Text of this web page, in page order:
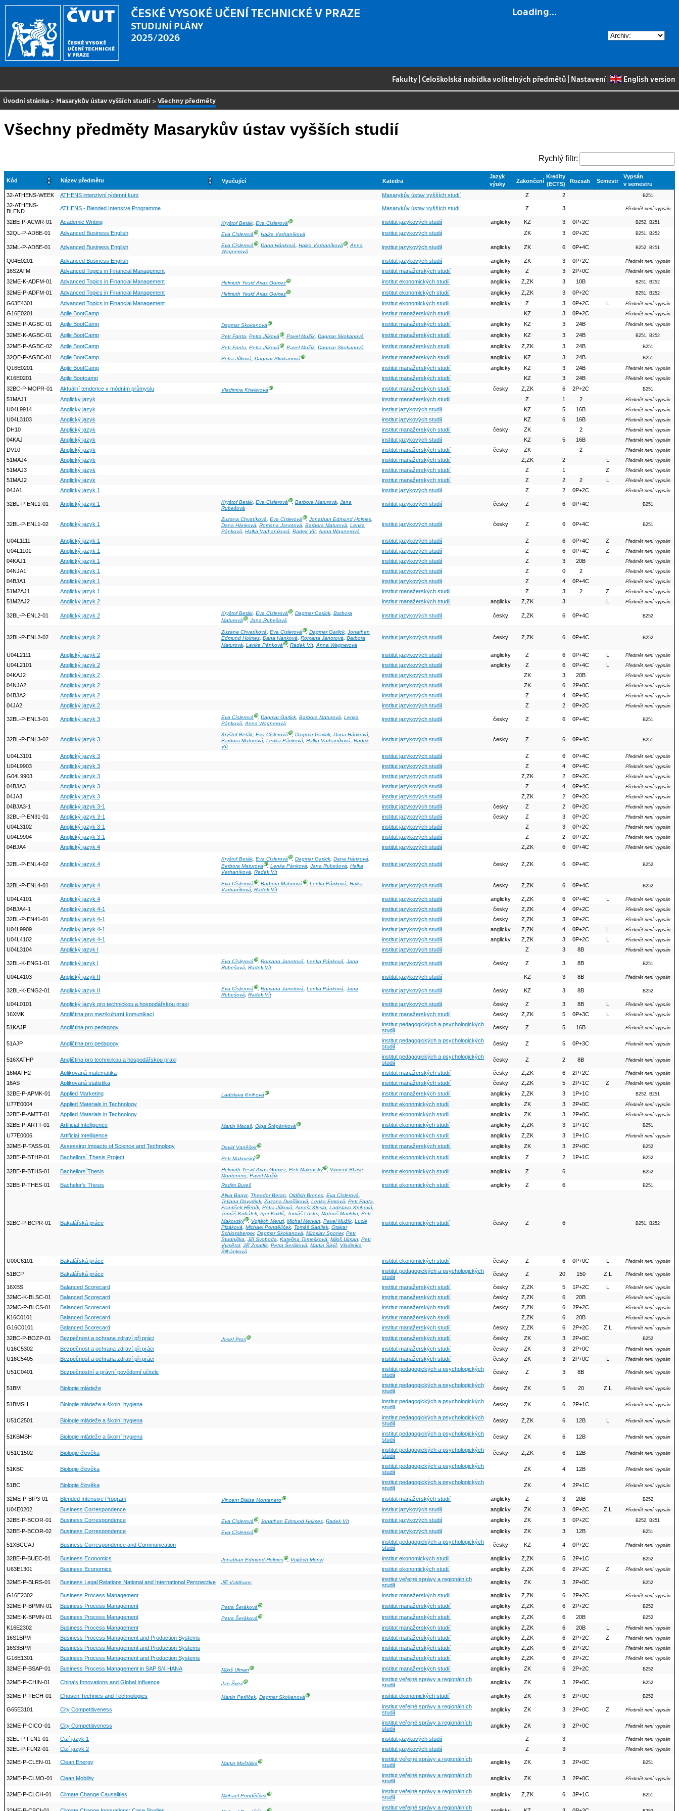
Loading...
ČESKÉ VYSOKÉ UČENÍ TECHNICKÉ V PRAZE
STUDIJNÍ PLÁNY
2025/2026
Fakulty |Celoškolská nabídka volitelných předmětů Nastavení| English version
Úvodní stránka > Masarykův ústav vyšších studií >Všechny předměty
Všechny předměty Masarykův ústav vyšších studií
Rychlý filtr:
Kód Název předmětu Vyučující Katedra
Jazyk
výuky
Zakončení
Kredity
(ECTS)
Rozsah Semestr
Vypsán
v semestru
32-ATHENS-WEEK
ATHENS intenzivní týdenní kurz Masarykův ústav vyšších studií Z 2 B251
32-ATHENS-
BLEND
ATHENS - Blended Intensive Programme Masarykův ústav vyšších studií Z 3 Předmět není vypsán
32BE-P-ACWR-01 Academic Writing Kryštof Beták Eva CíslerováⒼ institut jazykových studií anglicky KZ 3 0P+2C B252, B251
32QL-P-ADBE-01 Advanced Business English Eva CíslerováⒼ, Halka Varhaníková institut jazykových studií ZK 3 0P+2C B251, B252
32ML-P-ADBE-01 Advanced Business English Eva CíslerováⒼ, Dana Hánková Halka VarhaníkováⒼ, Anna
Wagnerová
institut jazykových studií anglicky ZK 6 0P+4C B252, B251
Q04E0201 Advanced Business English institut jazykových studií anglicky ZK 3 0P+2C Předmět není vypsán
16S2ATM Advanced Topics in Financial Management institut manažerských studií anglicky Z 3 2P+0C Předmět není vypsán
32ME-K-ADFM-01 Advanced Topics in Financial Management Helmuth Yesid Arias GomezⒼ institut ekonomických studií anglicky Z,ZK 3 10B B251, B252
32ME-P-ADFM-01 Advanced Topics in Financial Management Helmuth Yesid Arias GomezⒼ institut ekonomických studií anglicky Z,ZK 3 0P+2C B251, B252
G63E4301 Advanced Topics in Financial Management institut ekonomických studií anglicky Z 3 0P+2C L Předmět není vypsán
G16E0201 Agile BootCamp institut manažerských studií KZ 3 0P+2C Předmět není vypsán
32ME-P-AGBC-01 Agile BootCamp Dagmar SkokanováⒼ institut manažerských studií anglicky KZ 3 24B Předmět není vypsán
32ME-K-AGBC-01 Agile BootCamp Petr Fanta Petra JílkováⒼ, Pavel Mužík Dagmar Skokanová institut manažerských studií anglicky KZ 3 24B B251, B252
32ME-P-AGBC-02 Agile BootCamp Petr Fanta Petra JílkováⒼ, Pavel Mužík Dagmar Skokanová institut manažerských studií anglicky Z,ZK 3 24B B251
32QE-P-AGBC-01 Agile BootCamp Petra Jílková Dagmar SkokanováⒼ institut manažerských studií anglicky KZ 3 24B B251
Q16E0201 Agile BootCamp institut manažerských studií anglicky KZ 3 24B Předmět není vypsán
K16E0201 Agile Bootcamp institut manažerských studií KZ 3 24B Předmět není vypsán
32BC-P-MOPR-01 Aktuální tendence v módním průmyslu Vladimíra KhelerováⒼ institut manažerských studií česky Z,ZK 6 2P+2C B251
51MAJ1 Anglický jazyk institut manažerských studií Z 1 2 Předmět není vypsán
U04L9914 Anglický jazyk institut jazykových studií KZ 5 16B Předmět není vypsán
U04L3103 Anglický jazyk institut jazykových studií KZ 6 16B Předmět není vypsán
DH10 Anglický jazyk institut manažerských studií česky ZK 2 Předmět není vypsán
04KAJ Anglický jazyk institut jazykových studií KZ 5 16B Předmět není vypsán
DV10 Anglický jazyk institut manažerských studií česky ZK 2 Předmět není vypsán
51MAJ4 Anglický jazyk institut manažerských studií Z,ZK 2 L Předmět není vypsán
51MAJ3 Anglický jazyk institut manažerských studií Z 1 Z Předmět není vypsán
51MAJ2 Anglický jazyk institut manažerských studií Z 2 2 L Předmět není vypsán
04JA1 Anglický jazyk 1 institut jazykových studií Z 2 0P+2C Předmět není vypsán
32BL-P-ENL1-01 Anglický jazyk 1 Kryštof Beták Eva CíslerováⒼ, Barbora Maturová
Jana
Rubešová
institut jazykových studií česky Z 6 0P+4C B251
32BL-P-ENL1-02 Anglický jazyk 1
Zuzana Chvatíková Eva CíslerováⒼ, Jonathan Edmund Holmes
Dana Hánková
Romana Janotová Barbora Maturová
Lenka
Pánková
Halka Varhaníková Radek Vít Anna Wagnerová
institut jazykových studií česky Z 6 0P+4C B251
U04L1111 Anglický jazyk 1 institut jazykových studií Z 6 0P+4C Z Předmět není vypsán
U04L1101 Anglický jazyk 1 institut jazykových studií Z 6 0P+4C Z Předmět není vypsán
04KAJ1 Anglický jazyk 1 institut jazykových studií Z 3 20B Předmět není vypsán
04NJA1 Anglický jazyk 1 institut jazykových studií Z 0 2 Předmět není vypsán
04BJA1 Anglický jazyk 1 institut jazykových studií Z 4 0P+4C Předmět není vypsán
51M2AJ1 Anglický jazyk 1 institut manažerských studií Z 3 2 Z Předmět není vypsán
51M2AJ2 Anglický jazyk 2 institut manažerských studií anglicky Z,ZK 3 L Předmět není vypsán
32BL-P-ENL2-01 Anglický jazyk 2 Kryštof Beták Eva CíslerováⒼ, Dagmar Garlick Barbora
MaturováⒼ, Jana Rubešová
institut jazykových studií česky Z,ZK 6 0P+4C B252
32BL-P-ENL2-02 Anglický jazyk 2
Zuzana Chvatíková Eva CíslerováⒼ, Dagmar Garlick Jonathan
Edmund Holmes Dana Hánková Romana Janotová
Barbora
Maturová
Lenka PánkováⒼ, Radek Vít Anna Wagnerová
institut jazykových studií česky Z,ZK 6 0P+4C B252
U04L2111 Anglický jazyk 2 institut jazykových studií anglicky Z 6 0P+4C L Předmět není vypsán
U04L2101 Anglický jazyk 2 institut jazykových studií anglicky Z 6 0P+4C L Předmět není vypsán
04KAJ2 Anglický jazyk 2 institut jazykových studií ZK 3 20B Předmět není vypsán
04NJA2 Anglický jazyk 2 institut jazykových studií ZK 6 2P+0C Předmět není vypsán
04BJA2 Anglický jazyk 2 institut jazykových studií Z 4 0P+4C Předmět není vypsán
04JA2 Anglický jazyk 2 institut jazykových studií Z 2 0P+2C Předmět není vypsán
32BL-P-ENL3-01 Anglický jazyk 3 Eva CíslerováⒼ, Dagmar Garlick Barbora Maturová
Lenka
Pánková
Anna Wagnerová
institut jazykových studií česky Z 6 0P+4C B251
32BL-P-ENL3-02 Anglický jazyk 3
Kryštof Beták Eva CíslerováⒼ, Dagmar Garlick Dana Hánková
Barbora Maturová
Lenka Pánková Halka Varhaníková
Radek
Vít
institut jazykových studií česky Z 6 0P+4C B251
U04L3101 Anglický jazyk 3 institut jazykových studií Z 6 0P+4C Předmět není vypsán
U04L9903 Anglický jazyk 3 institut jazykových studií Z 4 0P+4C Předmět není vypsán
G04L9903 Anglický jazyk 3 institut jazykových studií Z,ZK 2 0P+2C Předmět není vypsán
04BJA3 Anglický jazyk 3 institut jazykových studií Z 4 0P+4C Předmět není vypsán
04JA3 Anglický jazyk 3 institut jazykových studií Z,ZK 2 0P+2C Předmět není vypsán
04BJA3-1 Anglický jazyk 3-1 institut jazykových studií česky Z 2 0P+2C Předmět není vypsán
32BL-P-EN31-01 Anglický jazyk 3-1 institut jazykových studií česky Z 3 0P+2C Předmět není vypsán
U04L3102 Anglický jazyk 3-1 institut jazykových studií Z 3 0P+2C Předmět není vypsán
U04L9904 Anglický jazyk 3-1 institut jazykových studií Z 2 0P+2C Předmět není vypsán
04BJA4 Anglický jazyk 4 institut jazykových studií Z,ZK 6 0P+4C Předmět není vypsán
32BL-P-ENL4-02 Anglický jazyk 4
Kryštof Beták Eva CíslerováⒼ, Dagmar Garlick Dana Hánková
Barbora MaturováⒼ, Lenka Pánková Jana Rubešová
Halka
Varhaníková
Radek Vít
institut jazykových studií česky Z,ZK 6 0P+4C B252
32BL-P-ENL4-01 Anglický jazyk 4 Eva CíslerováⒼ, Barbora MaturováⒼ, Lenka Pánková
Halka
Varhaníková
Radek Vít
institut jazykových studií česky Z,ZK 6 0P+4C B252
U04L4101 Anglický jazyk 4 institut jazykových studií anglicky Z,ZK 6 0P+4C L Předmět není vypsán
04BJA4-1 Anglický jazyk 4-1 institut jazykových studií česky Z,ZK 4 0P+2C Předmět není vypsán
32BL-P-EN41-01 Anglický jazyk 4-1 institut jazykových studií česky Z,ZK 3 0P+2C Předmět není vypsán
U04L9909 Anglický jazyk 4-1 institut jazykových studií anglicky Z,ZK 4 0P+2C L Předmět není vypsán
U04L4102 Anglický jazyk 4-1 institut jazykových studií anglicky Z,ZK 3 0P+2C L Předmět není vypsán
U04L3104 Anglický jazyk I institut jazykových studií Z 3 8B Předmět není vypsán
32BL-K-ENG1-01 Anglický jazyk I Eva CíslerováⒼ, Romana Janotová Lenka Pánková
Jana
Rubešová
Radek Vít
institut jazykových studií česky Z 3 8B B251
U04L4103 Anglický jazyk II institut jazykových studií KZ 3 8B Předmět není vypsán
32BL-K-ENG2-01 Anglický jazyk II Eva CíslerováⒼ, Romana Janotová Lenka Pánková
Jana
Rubešová
Radek Vít
institut jazykových studií česky KZ 3 8B B252
U04L0101 Anglický jazyk pro technickou a hospodářskou praxi institut jazykových studií česky Z 3 8B L Předmět není vypsán
16XMK Angličtina pro mezikulturní komunikaci institut manažerských studií česky Z,ZK 5 0P+3C L Předmět není vypsán
51KAJP Angličtina pro pedagogy
institut pedagogických a psychologických
studií
česky Z 5 16B Předmět není vypsán
51AJP Angličtina pro pedagogy
institut pedagogických a psychologických
studií
česky Z 5 0P+3C Předmět není vypsán
516XATHP Angličtina pro technickou a hospodářskou praxi
institut pedagogických a psychologických
studií
česky Z 2 8B Předmět není vypsán
16MATH2 Aplikovaná matematika institut manažerských studií česky Z,ZK 6 2P+2C Předmět není vypsán
16AS Aplikovaná statistika institut manažerských studií česky Z,ZK 5 2P+1C Z Předmět není vypsán
32BE-P-APMK-01 Applied Marketing Ladislava KnihováⒼ institut manažerských studií anglicky Z,ZK 3 1P+1C B252, B251
U77E0004 Applied Materials in Technology institut ekonomických studií anglicky ZK 3 2P+0C Předmět není vypsán
32BE-P-AMTT-01 Applied Materials in Technology institut ekonomických studií anglicky ZK 3 2P+0C Předmět není vypsán
32BE-P-ARTT-01 Artificial Intelligence Martin Macaš Olga ŠtěpánkováⒼ institut ekonomických studií anglicky Z,ZK 3 1P+1C B251
U77E0006 Artificial Intelligence institut ekonomických studií anglicky Z,ZK 3 1P+1C Předmět není vypsán
32ME-P-TASS-01 Assessing Impacts of Science and Technology David VaněčekⒼ institut manažerských studií anglicky ZK 3 2P+0C B252
32BE-P-BTHP-01 Bachellors ́ Thesis Project Petr MakovskýⒼ institut ekonomických studií anglicky Z 2 1P+1C B252
32BE-P-BTHS-01 Bachellors ́Thesis Helmuth Yesid Arias Gomez Petr MakovskýⒼ, Vincent Blaise
Montenero Pavel Mužík
institut ekonomických studií anglicky Z 6 B252
32BE-P-THES-01 Bachelor's Thesis Radim Bureš institut ekonomických studií anglicky Z 6 B251
32BC-P-BCPR-01 Bakalářská práce
Aliya Baqyt, Theodor Beran, Oldřich Bronec, Eva Císlerová,
Tetiana Davydiuk,Zuzana Dvořáková, Lenka Emrová, Petr Fanta,
František Hřebík, Petra Jílková,Arnošt Klesla, Ladislava Knihová,
Tomáš Kubálek, Igor Kukliš, Tomáš Löster, Matouš Machka, Petr
MakovskýⒼ, Vojtěch Menzl, Michal Mervart Pavel Mužík Lucie
Plzáková
Michael Pondělíček Tomáš Sadílek Otakar
Schlossberger, Dagmar Skokanová Miroslav Sponer, Petr
Studnička
Jiří Svoboda Kateřina Tomešková Miloš Ulman
Petr
Vymětal, Jiří Zmatlík Petra Šeráková Martin Šikýř, Vladimíra
Šilhánková
institut ekonomických studií česky Z 6 B251, B252
U00C6101 Bakalářská práce institut ekonomických studií česky Z 6 0P+0C L Předmět není vypsán
51BCP Bakalářská práce
institut pedagogických a psychologických
studií
česky Z 20 150 Z,L Předmět není vypsán
16XBS Balanced Scorecard institut manažerských studií česky Z,ZK 5 1P+2C L Předmět není vypsán
32MC-K-BLSC-01 Balanced Scorecard institut manažerských studií česky Z,ZK 6 20B Předmět není vypsán
32MC-P-BLCS-01 Balanced Scorecard institut manažerských studií česky Z,ZK 6 2P+2C Předmět není vypsán
K16C0101 Balanced Scorecard institut manažerských studií Z,ZK 6 20B Předmět není vypsán
G16C0101 Balanced Scorecard institut manažerských studií česky Z,ZK 6 2P+2C Z,L Předmět není vypsán
32BC-P-BOZP-01 Bezpečnost a ochrana zdraví při práci Josef ProsⒼ institut manažerských studií česky ZK 3 2P+0C B252
U16C5302 Bezpečnost a ochrana zdraví při práci institut manažerských studií česky ZK 3 2P+0C Předmět není vypsán
U16C5405 Bezpečnost a ochrana zdraví při práci institut manažerských studií česky ZK 3 2P+0C L Předmět není vypsán
U51C0401 Bezpečnostní a právní povědomí učitele
institut pedagogických a psychologických
studií
česky Z 3 8B Předmět není vypsán
51BM Biologie mládeže
institut pedagogických a psychologických
studií
česky ZK 5 20 Z,L Předmět není vypsán
51BMSH Biologie mládeže a školní hygiena
institut pedagogických a psychologických
studií
česky ZK 6 2P+1C Předmět není vypsán
U51C2501 Biologie mládeže a školní hygiena
institut pedagogických a psychologických
studií
česky Z,ZK 6 12B L Předmět není vypsán
51KBMSH Biologie mládeže a školní hygiena
institut pedagogických a psychologických
studií
česky ZK 6 12B Předmět není vypsán
U51C1502 Biologie člověka
institut pedagogických a psychologických
studií
česky Z,ZK 6 12B Předmět není vypsán
51KBC Biologie člověka
institut pedagogických a psychologických
studií
ZK 4 12B Předmět není vypsán
51BC Biologie člověka
institut pedagogických a psychologických
studií
ZK 4 2P+1C Předmět není vypsán
32ME-P-BIP3-01 Blended Intensive Program Vincent Blaise MonteneroⒼ institut manažerských studií anglicky Z 3 20B B252
U04E0202 Business Correspondence institut jazykových studií anglicky ZK 3 0P+2C Z,L Předmět není vypsán
32BE-P-BCOR-01 Business Correspondence Eva CíslerováⒼ, Jonathan Edmund Holmes Radek Vít institut jazykových studií anglicky ZK 3 0P+2C B252, B251
32BE-P-BCOR-02 Business Correspondence Eva CíslerováⒼ institut jazykových studií anglicky ZK 3 12B B251
51XBCCAJ Business Correspondence and Communication
institut pedagogických a psychologických
studií
česky KZ 4 0P+2C Předmět není vypsán
32BE-P-BUEC-01 Business Economics Jonathan Edmund HolmesⒼ, Vojtěch Menzl institut ekonomických studií anglicky Z,ZK 5 2P+1C B252
U63E1301 Business Economics institut ekonomických studií anglicky Z,ZK 6 2P+2C Z Předmět není vypsán
32ME-P-BLRS-01 Business Legal Relations National and International Perspective Jiří Valdhans
institut veřejné správy a regionálních
studií
anglicky ZK 3 2P+0C B252
G16E2302 Business Process Management institut manažerských studií anglicky Z,ZK 6 2P+2C Předmět není vypsán
32ME-P-BPMN-01 Business Process Management Petra ŠerákováⒼ institut manažerských studií anglicky Z,ZK 6 2P+2C B252
32ME-K-BPMN-01 Business Process Management Petra ŠerákováⒼ institut manažerských studií anglicky Z,ZK 6 20B B252
K16E2302 Business Process Management institut manažerských studií anglicky Z,ZK 6 20B L Předmět není vypsán
16S1BPM Business Process Management and Production Systems institut manažerských studií anglicky Z,ZK 6 2P+2C Z Předmět není vypsán
16S3BPM Business Process Management and Production Systems institut manažerských studií anglicky Z,ZK 6 2P+2C Předmět není vypsán
G16E1301 Business Process Management and Production Systems institut manažerských studií anglicky Z,ZK 6 2P+2C Předmět není vypsán
32ME-P-BSAP-01 Business Process Management in SAP S/4 HANA Miloš UlmanⒼ institut manažerských studií anglicky ZK 6 2P+2C B252
32ME-P-CHIN-01 China's Innovations and Global Influence Jan ŠvecⒼ
institut veřejné správy a regionálních
studií
anglicky ZK 3 2P+0C B252
32ME-P-TECH-01 Chosen Technics and Technologies Martin Petříček Dagmar SkokanováⒼ institut ekonomických studií anglicky ZK 3 2P+0C B252
G65E3101 City Competitiveness
institut veřejné správy a regionálních
studií
anglicky ZK 3 2P+0C Z Předmět není vypsán
32ME-P-CICO-01 City Competitiveness
institut veřejné správy a regionálních
studií
anglicky ZK 3 2P+0C Předmět není vypsán
32EL-P-FLN1-01 Cizí jazyk 1 institut jazykových studií Z 3 Předmět není vypsán
32EL-P-FLN2-01 Cizí jazyk 2 institut jazykových studií Z 3 Předmět není vypsán
32ME-P-CLEN-01 Clean Energy Martin MaštálkaⒼ
institut veřejné správy a regionálních
studií
anglicky ZK 3 2P+0C B251
32ME-P-CLMO-01 Clean Mobility
institut veřejné správy a regionálních
studií
anglicky ZK 3 2P+0C Předmět není vypsán
32ME-P-CLCH-01 Climate Change Causalities Michael PondělíčekⒼ
institut veřejné správy a regionálních
studií
anglicky Z,ZK 6 3P+1C B251
Ⓖ
institut veřejné správy a regionálních